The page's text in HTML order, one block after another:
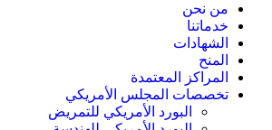
من نحن
خدماتنا
الشهادات
المنح
المراكز المعتمدة
تخصصات المجلس الأمريكي
البورد الأمريكي للتمريض